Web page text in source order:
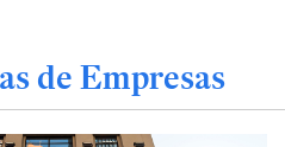
de Empresas